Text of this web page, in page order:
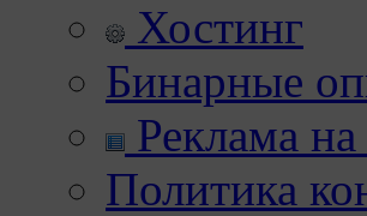
Хостинг
Бинарные
Реклама на
Политика